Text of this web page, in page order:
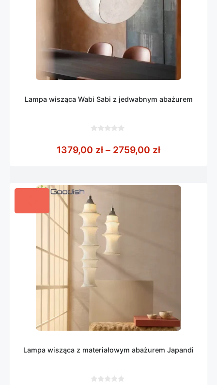
Lampa wisząca Wabi Sabi z jedwabnym abażurem
5
1379,00 zł – 2759,00 złZakres cen:
Lampa wisząca z materiałowym abażurem Japandi